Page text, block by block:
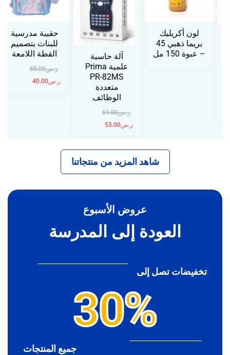
لون أكريليك
بريما ذهبي 45
– عبوة 150 مل
آلة حاسبة
علمية Prima
PR-82MS
متعددة
الوظائف
ر.س69.00
ر.س53.00
حقيبة مدرسية
للبنات بتصميم
القطة اللامعة
ر.س85.00
ر.س40.00
شاهد المزيد من منتجاتنا
عروض الأسبوع
العودة إلى المدرسة
تخفيضات تصل إلى
30%
جميع المنتجات